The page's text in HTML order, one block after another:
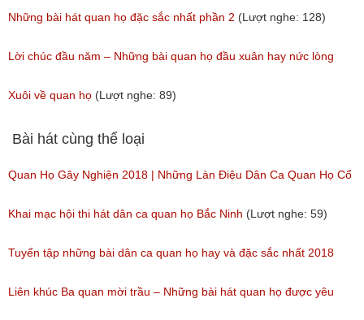
Những bài hát quan họ đặc sắc nhất phần 2 (Lượt nghe: 128)
Lời chúc đầu năm – Những bài quan họ đầu xuân hay nức lòng
người
(Lượt nghe: 515)
Xuôi về quan họ (Lượt nghe: 89)
Bài hát cùng thể loại
Quan Họ Gây Nghiện 2018 | Những Làn Điệu Dân Ca Quan Họ Cổ
Bắc Ninh Hay Ngây Ngất
(Lượt nghe: 84)
Khai mạc hội thi hát dân ca quan họ Bắc Ninh (Lượt nghe: 59)
Tuyển tập những bài dân ca quan họ hay và đặc sắc nhất 2018
(Lượt nghe: 59)
Liên khúc Ba quan mời trầu – Những bài hát quan họ được yêu